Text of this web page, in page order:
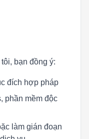
bạn đồng ý:
đích hợp pháp
phần mềm độc
làm gián đoạn